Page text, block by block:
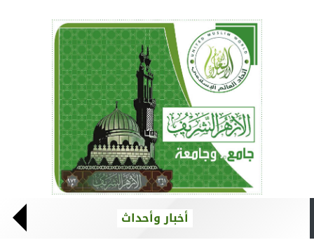
أخبار وأحداث